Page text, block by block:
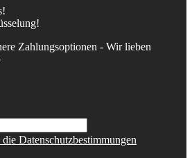
Datenschutzbestimmungen